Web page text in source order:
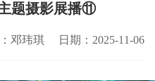
题摄影展播⑪
邓玮琪 日期：2025-11-06